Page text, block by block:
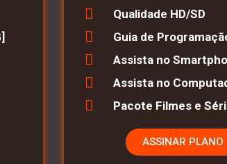
Qualidade HD/SD
Guia de
Assista no
Assista no
Pacote Filmes e
ASSINAR PLANO